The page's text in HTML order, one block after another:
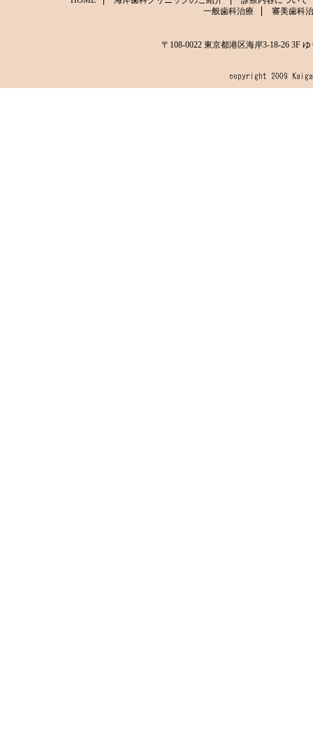
一般歯科治療
審美歯科
〒108-0022 東京都港区海岸3-18-26 3F